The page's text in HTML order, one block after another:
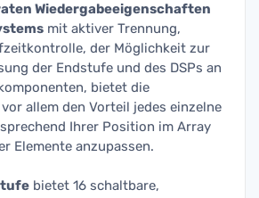
Wiedergabeeigenschaften
mit aktiver Trennung,
der Möglichkeit zur
der Endstufe und des DSPs an
bietet die
allem den Vorteil jedes einzelne
Ihrer Position im Array
Elemente anzupassen.
bietet 16 schaltbare,